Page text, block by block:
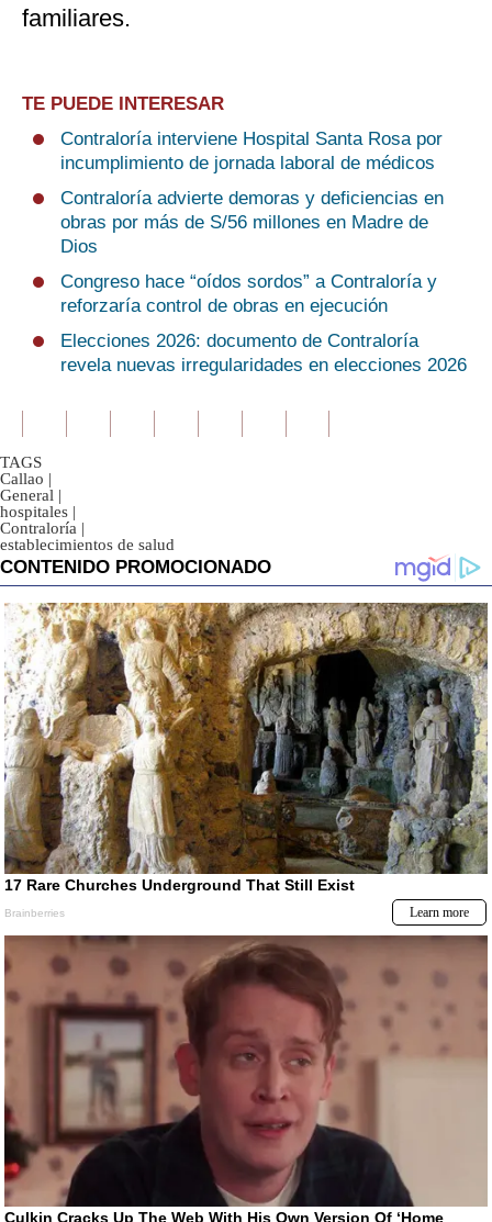
familiares.
TE PUEDE INTERESAR
Contraloría interviene Hospital Santa Rosa por
incumplimiento de jornada laboral de médicos
Contraloría advierte demoras y deficiencias en
obras por más de S/56 millones en Madre de
Dios
Congreso hace “oídos sordos” a Contraloría y
reforzaría control de obras en ejecución
Elecciones 2026: documento de Contraloría
revela nuevas irregularidades en elecciones 2026
TAGS
Callao |
General |
hospitales |
Contraloría |
establecimientos de salud